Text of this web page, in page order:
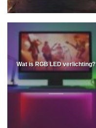
Wat is RGB LED verlichting?